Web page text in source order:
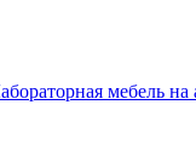
мебель